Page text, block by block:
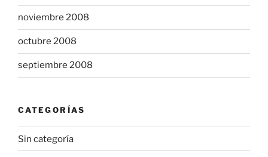
noviembre 2008
octubre 2008
septiembre 2008
CATEGORÍAS
Sin categoría